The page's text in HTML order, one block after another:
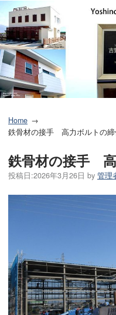
Home
鉄骨材の接手 高力ボルトの締
鉄骨材の接手
投稿日:2026年3月26日 by 管理